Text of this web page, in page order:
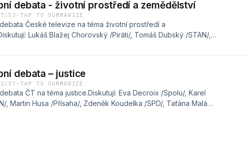
debata - životní prostředí a zemědělství
·TAP TO SUMMARIZE
České televize na téma životní prostředí a
Lukáš Blažej Chorovský /Piráti/, Tomáš Dubský /STAN/,
a-zemedelstvi-365175
debata – justice
·TAP TO SUMMARIZE
ČT na téma justice.Diskutují: Eva Decroix /Spolu/, Karel
, Martin Husa /Přísaha/, Zdeněk Koudelka /SPD/, Taťána Malá